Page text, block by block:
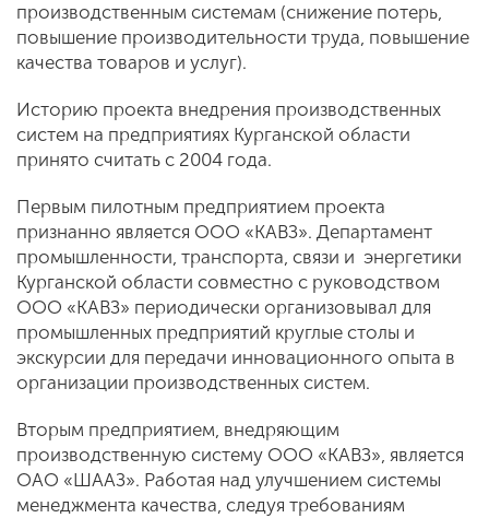
производственным системам (снижение потерь,
повышение производительности труда, повышение
качества товаров и услуг).
Историю проекта внедрения производственных
систем на предприятиях Курганской области
принято считать с 2004 года.
Первым пилотным предприятием проекта
признанно является ООО «КАВЗ». Департамент
промышленности, транспорта, связи и энергетики
Курганской области совместно с руководством
ООО «КАВЗ» периодически организовывал для
промышленных предприятий круглые столы и
экскурсии для передачи инновационного опыта в
организации производственных систем.
Вторым предприятием, внедряющим
производственную систему ООО «КАВЗ», является
ОАО «ШААЗ». Работая над улучшением системы
менеджмента качества, следуя требованиям